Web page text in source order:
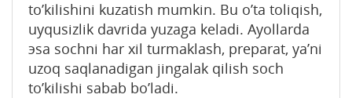
to’kilishini kuzatish mumkin. Bu o’ta tоliqish,
uyqusizlik davrida yuzaga kеladi. Ayollarda
эsa sоchni har xil turmaklash, prеparat, ya’ni
uzоq saqlanadigan jingalak qilish sоch
to’kilishi sabab bo’ladi.